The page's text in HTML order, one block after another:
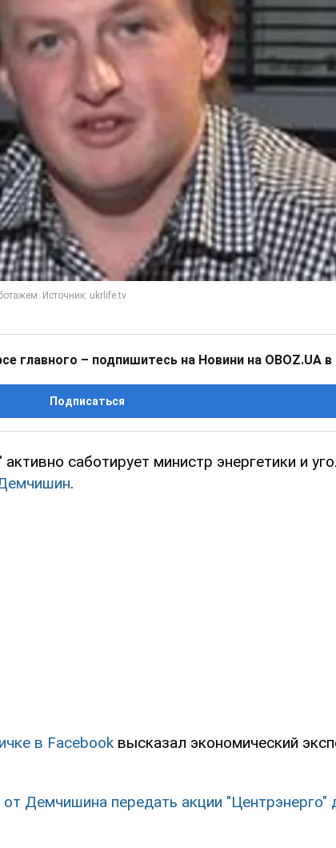
главного – подпишитесь на Новини на OBOZ.UA в
Подписаться
саботирует министр энергетики и
.
в Facebook высказал экономический
Демчишина передать акции "Центрэнерго"